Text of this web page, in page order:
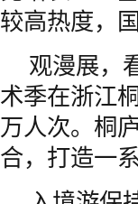
较高热度，
观漫展，
术季在浙江
万人次。桐
合，打造一